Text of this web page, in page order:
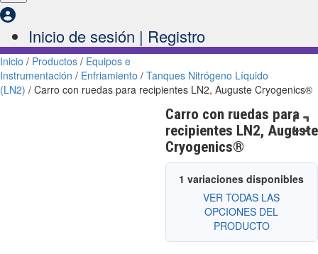
Inicio de sesión | Registro
Inicio / Productos / Equipos e
Instrumentación / Enfriamiento / Tanques Nitrógeno Líquido
(LN2) / Carro con ruedas para recipientes LN2, Auguste Cryogenics®
Carro con ruedas para
recipientes LN2, Auguste
Cryogenics®
1 variaciones disponibles
VER TODAS LAS
OPCIONES DEL
PRODUCTO